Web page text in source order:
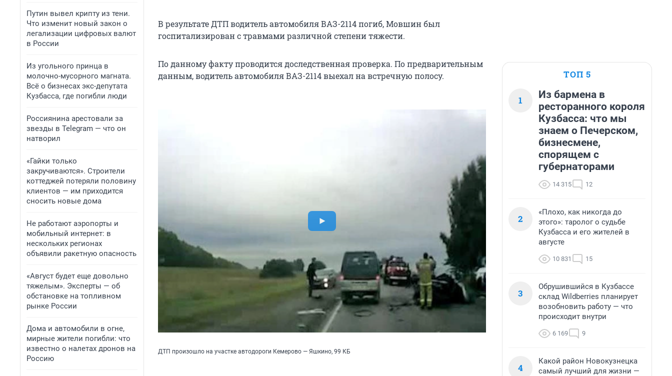
Путин вывел крипту из тени.
Что изменит новый закон о
легализации цифровых валют
в России
Из угольного принца в
молочно-мусорного магната.
Всё о бизнесах экс-депутата
Кузбасса, где погибли люди
Россиянина арестовали за
звезды в Telegram — что он
натворил
«Гайки только
закручиваются». Строители
коттеджей потеряли половину
клиентов — им приходится
сносить новые дома
Не работают аэропорты и
мобильный интернет: в
нескольких регионах
объявили ракетную опасность
«Август будет еще довольно
тяжелым». Эксперты — об
обстановке на топливном
рынке России
Дома и автомобили в огне,
мирные жители погибли: что
известно о налетах дронов на
Россию
В результате ДТП водитель автомобиля ВАЗ-2114 погиб, Мовшин был
госпитализирован с травмами различной степени тяжести.
По данному факту проводится доследственная проверка. По предварительным
данным, водитель автомобиля ВАЗ-2114 выехал на встречную полосу.
ДТП произошло на участке автодороги Кемерово — Яшкино, 99 КБ
ТОП 5
1
Из бармена в
ресторанного короля
Кузбасса: что мы
знаем о Печерском,
бизнесмене,
спорящем с
губернаторами
14 315 12
2
«Плохо, как никогда до
этого»: таролог о судьбе
Кузбасса и его жителей в
августе
10 831 15
3
Обрушившийся в Кузбассе
склад Wildberries планирует
возобновить работу — что
происходит внутри
6 169 9
4
Какой район Новокузнецка
самый лучший для жизни —